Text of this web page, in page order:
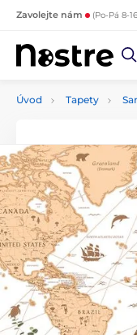
Zavolejte nám (Po-Pá 8-
Úvod Tapety